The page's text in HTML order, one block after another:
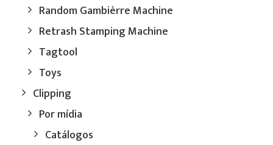
Random Gambièrre Machine
Retrash Stamping Machine
Tagtool
Toys
Clipping
Por mídia
Catálogos